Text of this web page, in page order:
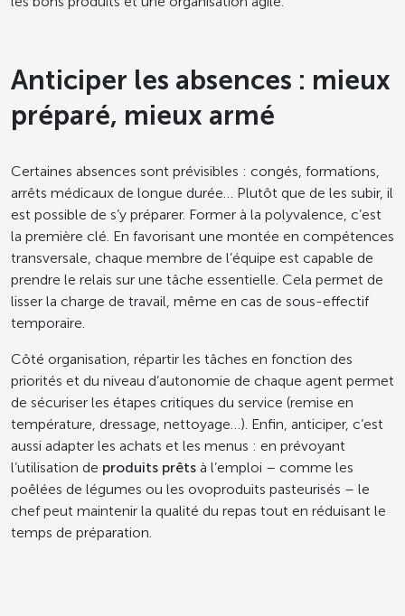
Anticiper les absences : mieux
préparé, mieux armé
Certaines absences sont prévisibles : congés, formations,
arrêts médicaux de longue durée… Plutôt que de les subir, il
est possible de s’y préparer. Former à la polyvalence, c’est
la première clé. En favorisant une montée en compétences
transversale, chaque membre de l’équipe est capable de
prendre le relais sur une tâche essentielle. Cela permet de
lisser la charge de travail, même en cas de sous-effectif
temporaire.
Côté organisation, répartir les tâches en fonction des
priorités et du niveau d’autonomie de chaque agent permet
de sécuriser les étapes critiques du service (remise en
température, dressage, nettoyage…). Enfin, anticiper, c’est
aussi adapter les achats et les menus : en prévoyant
l’utilisation de produits prêts à l’emploi – comme les
poêlées de légumes ou les ovoproduits pasteurisés – le
chef peut maintenir la qualité du repas tout en réduisant le
temps de préparation.